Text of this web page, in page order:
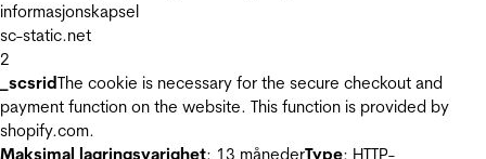
informasjonskapsel
sc-static.net
2
_scsridThe cookie is necessary for the secure checkout and
payment function on the website. This function is provided by
shopify.com.
Maksimal lagringsvarighet: 13 månederType: HTTP-